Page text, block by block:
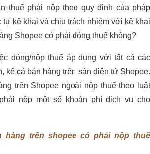
thuế phải nộp theo quy định của pháp
tự kê khai và chịu trách nhiệm với kê khai
Shopee có phải đóng thuế không?
đóng/nộp thuế áp dụng với tất cả các
kể cả bán hàng trên sàn điện tử Shopee.
trên Shopee ngoài nộp thuế theo luật
nộp một số khoản phí dịch vụ cho
hàng trên shopee có phải nộp thuế